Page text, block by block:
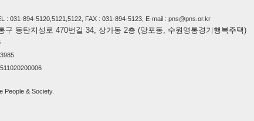
: 031-894-5120,5121,5122, FAX : 031-894-5123, E-mail : pns@pns.or.kr
구 동탄지성로 470번길 34, 상가동 2층 (망포동, 수원영통경기행복주택)
People & Society.